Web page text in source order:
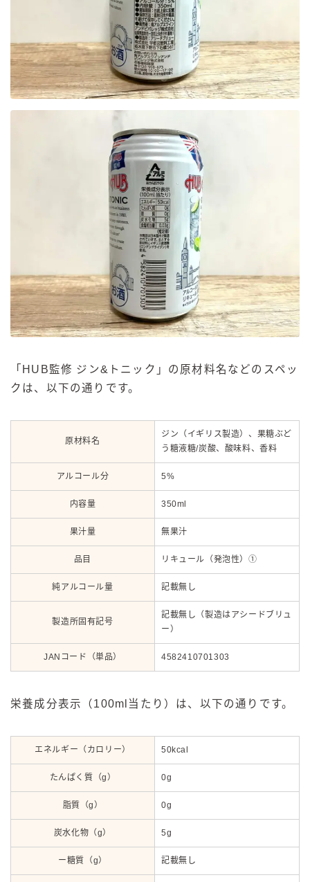
「HUB監修 ジン&トニック」の原材料名などのスペッ
クは、以下の通りです。
原材料名
ジン（イギリス製造）、果糖ぶど
う糖液糖/炭酸、酸味料、香料
アルコール分 5%
内容量 350ml
果汁量 無果汁
品目 リキュール（発泡性）①
純アルコール量 記載無し
製造所固有記号
記載無し（製造はアシードブリュ
ー）
JANコード（単品） 4582410701303
栄養成分表示（100ml当たり）は、以下の通りです。
エネルギー（カロリー） 50kcal
たんぱく質（g） 0g
脂質（g） 0g
炭水化物（g） 5g
ー糖質（g） 記載無し